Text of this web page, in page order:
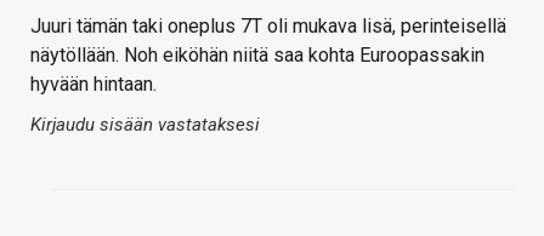
Juuri tämän taki oneplus 7T oli mukava lisä, perinteisellä
näytöllään. Noh eiköhän niitä saa kohta Euroopassakin
hyvään hintaan.
Kirjaudu sisään vastataksesi